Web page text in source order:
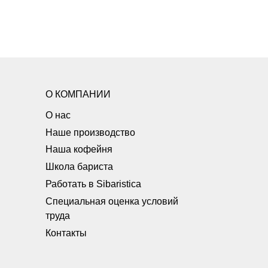
О КОМПАНИИ
О нас
Наше производство
Наша кофейня
Школа бариста
Работать в Sibaristica
Специальная оценка условий
труда
Контакты